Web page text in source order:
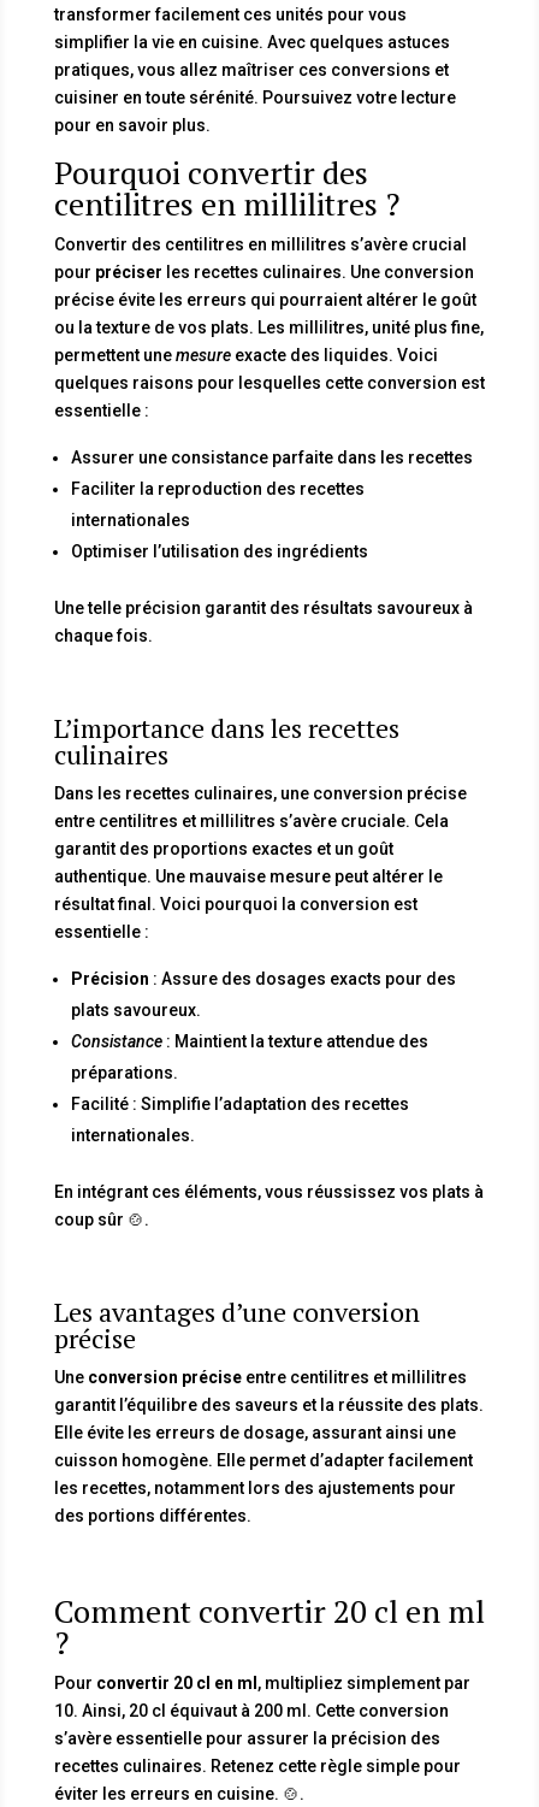
transformer facilement ces unités pour vous
simplifier la vie en cuisine. Avec quelques astuces
pratiques, vous allez maîtriser ces conversions et
cuisiner en toute sérénité. Poursuivez votre lecture
pour en savoir plus.
Pourquoi convertir des
centilitres en millilitres ?
Convertir des centilitres en millilitres s’avère crucial
pour préciser les recettes culinaires. Une conversion
précise évite les erreurs qui pourraient altérer le goût
ou la texture de vos plats. Les millilitres, unité plus fine,
permettent unemesureexacte des liquides. Voici
quelques raisons pour lesquelles cette conversion est
essentielle :
Assurer une consistance parfaite dans les recettes
Faciliter la reproduction des recettes
internationales
Optimiser l’utilisation des ingrédients
Une telle précision garantit des résultats savoureux à
chaque fois.
L’importance dans les recettes
culinaires
Dans les recettes culinaires, une conversion précise
entre centilitres et millilitres s’avère cruciale. Cela
garantit des proportions exactes et un goût
authentique. Une mauvaise mesure peut altérer le
résultat final. Voici pourquoi la conversion est
essentielle :
Précision : Assure des dosages exacts pour des
plats savoureux.
Consistance: Maintient la texture attendue des
préparations.
Facilité : Simplifie l’adaptation des recettes
internationales.
En intégrant ces éléments, vous réussissez vos plats à
coup sûr 🍲.
Les avantages d’une conversion
précise
Une conversion préciseentre centilitres et millilitres
garantit l’équilibre des saveurs et la réussite des plats.
Elle évite les erreurs de dosage, assurant ainsi une
cuisson homogène. Elle permet d’adapter facilement
les recettes, notamment lors des ajustements pour
des portions différentes.
Comment convertir 20 cl en ml
?
Pour convertir 20 cl en ml , multipliez simplement par
10. Ainsi, 20 cl équivaut à 200 ml. Cette conversion
s’avère essentielle pour assurer la précision des
recettes culinaires. Retenez cette règle simple pour
éviter les erreurs en cuisine. 🍲.